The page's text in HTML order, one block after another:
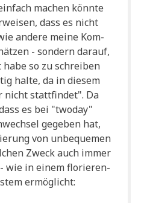
machen könn­te
dass es nicht
ande­re mei­ne Kom­
- son­dern dar­auf,
habe so zu schrei­ben
hal­te, da in die­sem
nicht statt­fin­det". Da
es bei "two­day"
gege­ben hat,
von unbe­que­men
Zweck auch immer
wie in einem flo­rie­ren­
ermöglicht: